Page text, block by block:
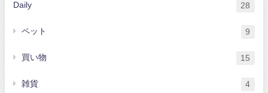
Daily 28
ペット 9
買い物 15
雑貨 4